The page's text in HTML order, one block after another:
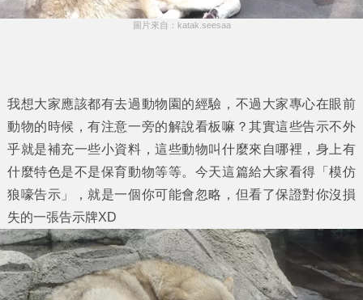
圖片來自：katak.seesaa
我想大家應該都有去過動物園的經驗，不過大家專心在眼前
動物的時候，有注意一旁的解說看板嘛？其實這些告示不外
乎就是補充一些小資料，這些動物叫什麼來自哪裡，身上有
什麼特色是不是保育動物等等。今天這篇給大家看得「模仿
狼嚎告示 」，就是一個你可能會忽略，但看了保證對你沒損
失的一張告示牌XD